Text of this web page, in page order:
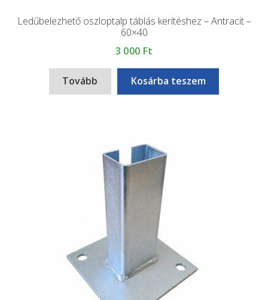
Ledűbelezhető oszloptalp táblás kerítéshez – Antracit –
60×40
3 000 Ft
Tovább Kosárba teszem